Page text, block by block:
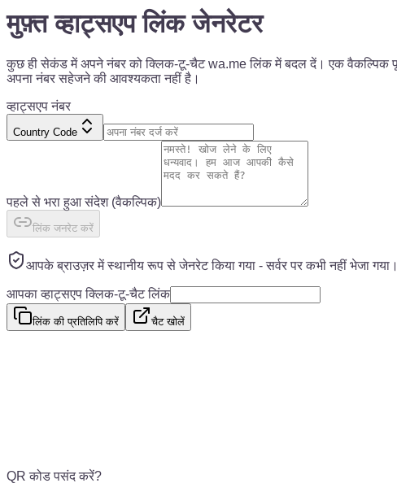
मुफ़्त व्हाट्सएप लिंक जेनरेटर
कुछ ही सेकंड में अपने नंबर को क्लिक-टू-चैट wa.me लिंक में बदल दें। एक वैकल्पिक
अपना नंबर सहेजने की आवश्यकता नहीं है।
व्हाट्सएप नंबर
Country Code
पहले से भरा हुआ संदेश (वैकल्पिक)
लिंक जनरेट करें
आपके ब्राउज़र में स्थानीय रूप से जेनरेट किया गया - सर्वर पर कभी नहीं भेजा गया।
आपका व्हाट्सएप क्लिक-टू-चैट लिंक
लिंक की प्रतिलिपि करें चैट खोलें
QR कोड पसंद करें?